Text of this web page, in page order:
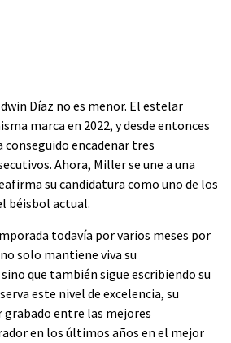
Díaz no es menor. El estelar
marca en 2022, y desde entonces
encadenar tres
Ahora, Miller se une a una
su candidatura como uno de los
béisbol actual.
todavía por varios meses por
solo mantiene viva su
que también sigue escribiendo su
este nivel de excelencia, su
grabado entre las mejores
en los últimos años en el mejor